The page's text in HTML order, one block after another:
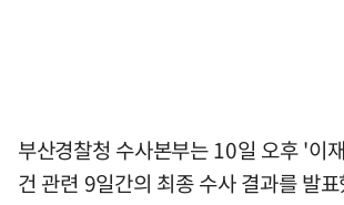
부산경찰청 수사본부는 10일 오후 '이
건 관련 9일간의 최종 수사 결과를 발